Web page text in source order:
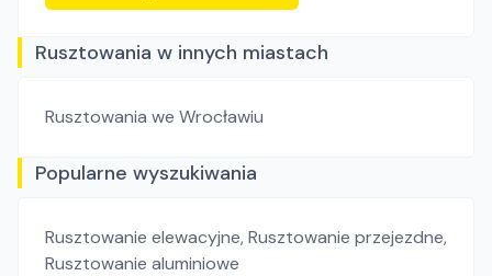
Rusztowania w innych miastach
Rusztowania we Wrocławiu
Popularne wyszukiwania
Rusztowanie elewacyjne,Rusztowanie przejezdne,
Rusztowanie aluminiowe